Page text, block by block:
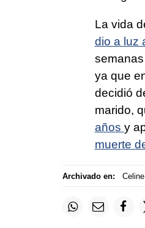
La vida
dio a luz
ya que
decidió
marido,
años y
muerte
Archivado en: